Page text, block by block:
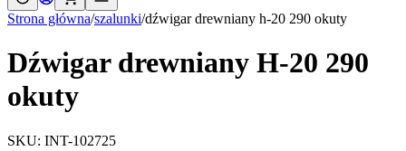
Strona główna/szalunki/dźwigar drewniany h-20 290 okuty
Dźwigar drewniany H-20 290
okuty
SKU: INT-102725